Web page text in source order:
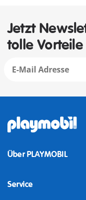
Jetzt
tolle
Über PLAYMOBIL
Service